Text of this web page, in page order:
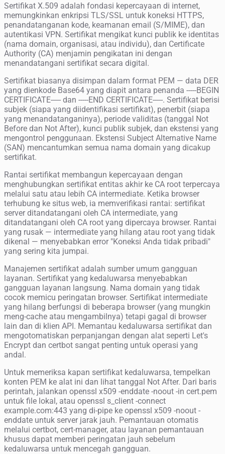
Sertifikat X.509 adalah fondasi kepercayaan di internet,
memungkinkan enkripsi TLS/SSL untuk koneksi HTTPS,
penandatanganan kode, keamanan email (S/MIME), dan
autentikasi VPN. Sertifikat mengikat kunci publik ke identitas
(nama domain, organisasi, atau individu), dan Certificate
Authority (CA) menjamin pengikatan ini dengan
menandatangani sertifikat secara digital.
Sertifikat biasanya disimpan dalam format PEM — data DER
yang dienkode Base64 yang diapit antara penanda -----BEGIN
CERTIFICATE----- dan -----END CERTIFICATE-----. Sertifikat berisi
subjek (siapa yang diidentifikasi sertifikat), penerbit (siapa
yang menandatanganinya), periode validitas (tanggal Not
Before dan Not After), kunci publik subjek, dan ekstensi yang
mengontrol penggunaan. Ekstensi Subject Alternative Name
(SAN) mencantumkan semua nama domain yang dicakup
sertifikat.
Rantai sertifikat membangun kepercayaan dengan
menghubungkan sertifikat entitas akhir ke CA root terpercaya
melalui satu atau lebih CA intermediate. Ketika browser
terhubung ke situs web, ia memverifikasi rantai: sertifikat
server ditandatangani oleh CA intermediate, yang
ditandatangani oleh CA root yang dipercaya browser. Rantai
yang rusak — intermediate yang hilang atau root yang tidak
dikenal — menyebabkan error "Koneksi Anda tidak pribadi"
yang sering kita jumpai.
Manajemen sertifikat adalah sumber umum gangguan
layanan. Sertifikat yang kedaluwarsa menyebabkan
gangguan layanan langsung. Nama domain yang tidak
cocok memicu peringatan browser. Sertifikat intermediate
yang hilang berfungsi di beberapa browser (yang mungkin
meng-cache atau mengambilnya) tetapi gagal di browser
lain dan di klien API. Memantau kedaluwarsa sertifikat dan
mengotomatiskan perpanjangan dengan alat seperti Let's
Encrypt dan certbot sangat penting untuk operasi yang
andal.
Untuk memeriksa kapan sertifikat kedaluwarsa, tempelkan
konten PEM ke alat ini dan lihat tanggal Not After. Dari baris
perintah, jalankan openssl x509 -enddate -noout -in cert.pem
untuk file lokal, atau openssl s_client -connect
example.com:443 yang di-pipe ke openssl x509 -noout -
enddate untuk server jarak jauh. Pemantauan otomatis
melalui certbot, cert-manager, atau layanan pemantauan
khusus dapat memberi peringatan jauh sebelum
kedaluwarsa untuk mencegah gangguan.